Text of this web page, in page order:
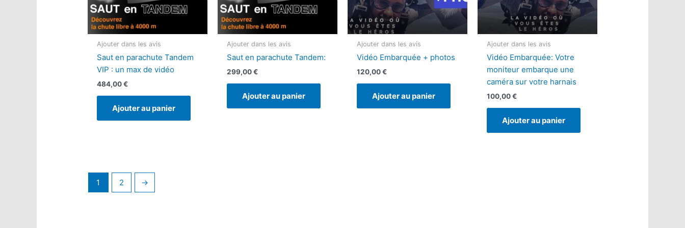
Ajouter dans les avis
Saut en parachute Tandem
VIP : un max de vidéo
484,00€
Ajouter au panier
Ajouter dans les avis
Saut en parachute Tandem:
299,00€
Ajouter au panier
Ajouter dans les avis
Vidéo Embarquée + photos
120,00€
Ajouter au panier
Ajouter dans les avis
Vidéo Embarquée: Votre
moniteur embarque une
caméra sur votre harnais
100,00€
Ajouter au panier
1 2 →